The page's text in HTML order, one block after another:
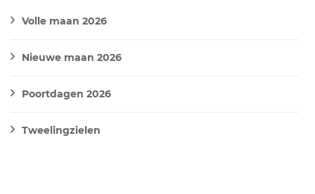
Volle maan 2026
Nieuwe maan 2026
Poortdagen 2026
Tweelingzielen